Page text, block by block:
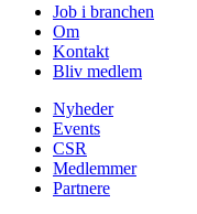
Job i branchen
Om
Kontakt
Bliv medlem
Nyheder
Events
CSR
Medlemmer
Partnere